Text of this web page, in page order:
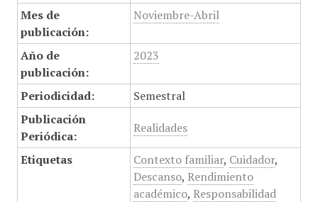
Mes de
publicación:
Noviembre-Abril
Año de
publicación:
2023
Periodicidad:
Semestral
Publicación
Periódica:
Realidades
Etiquetas Contexto familiar, Cuidador,
Descanso, Rendimiento
académico, Responsabilidad